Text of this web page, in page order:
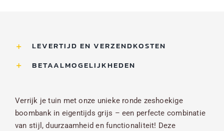
LEVERTIJD EN VERZENDKOSTEN
BETAALMOGELIJKHEDEN
Verrijk je tuin met onze unieke ronde zeshoekige
boombank in eigentijds grijs – een perfecte combinatie
van stijl, duurzaamheid en functionaliteit! Deze